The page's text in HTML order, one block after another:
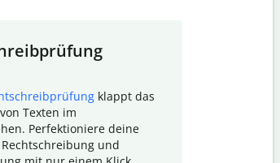
klappt das
Texten im
Perfektioniere deine
und